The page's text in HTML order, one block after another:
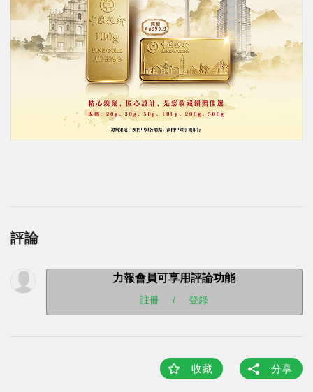
評論
力報會員可享用評論功能
註冊 / 登錄
收藏 分享